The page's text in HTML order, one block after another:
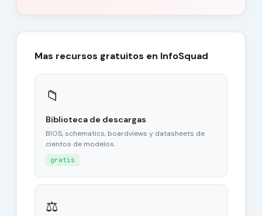
Mas recursos gratuitos en InfoSquad
📁
Biblioteca de descargas
BIOS, schematics, boardviews y datasheets de
cientos de modelos.
gratis
⚖